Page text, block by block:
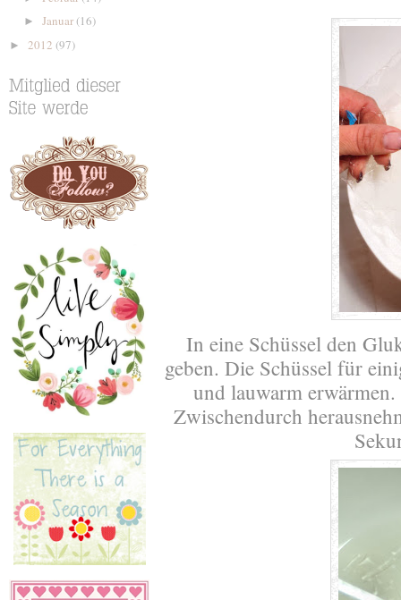
► Januar(16)
► 2012 (97)
In eine Schüssel den
geben. Die Schüssel für
und lauwarm
Zwischendurch